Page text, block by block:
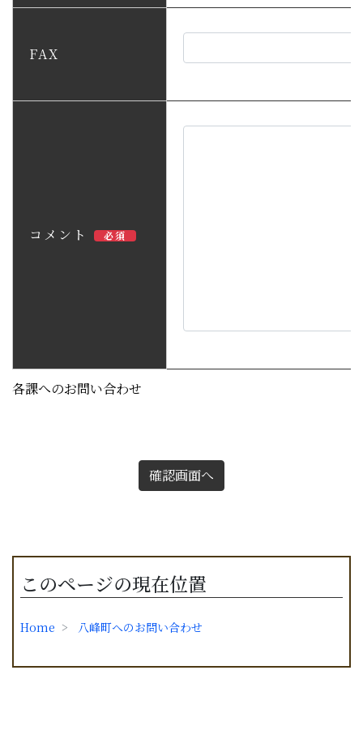
各課へのお問い合わせ
FAX
コメント 必須
確認画面へ
このページの現在位置
Home 八峰町へのお問い合わせ